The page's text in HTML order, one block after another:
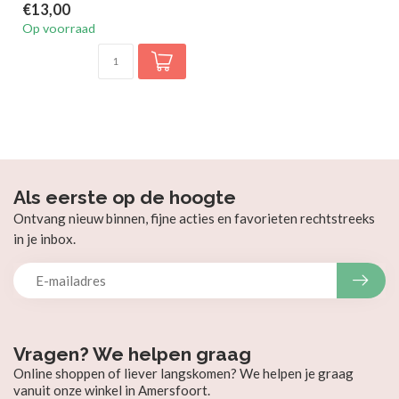
€13,00
Op voorraad
Vragen? We helpen graag
Online shoppen of liever langskomen? We helpen je graag
vanuit onze winkel in Amersfoort.
Als eerste op de hoogte
Ontvang nieuw binnen, fijne acties en favorieten rechtstreeks
in je inbox.